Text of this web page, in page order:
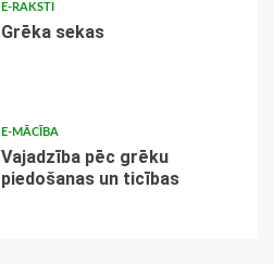
E-RAKSTI
Grēka sekas
E-MĀCĪBA
Vajadzība pēc grēku
piedošanas un ticības